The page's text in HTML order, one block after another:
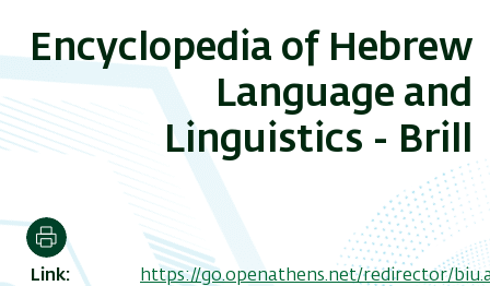
Encyclopedia of Hebrew
Language and
Linguistics - Brill
Link
https://go.openathens.net/redirector/